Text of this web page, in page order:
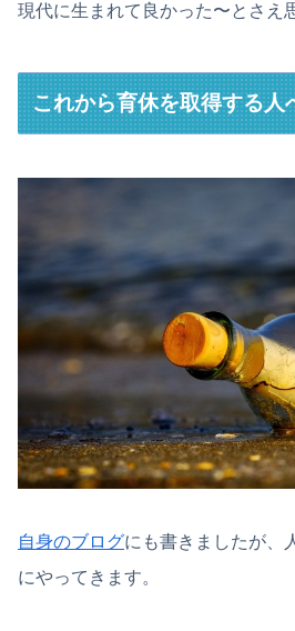
現代に生まれて良かった〜とさえ
これから育休を取得する人
自身のブログにも書きましたが、
にやってきます。